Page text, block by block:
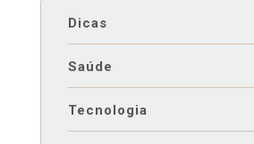
Dicas
Saúde
Tecnologia